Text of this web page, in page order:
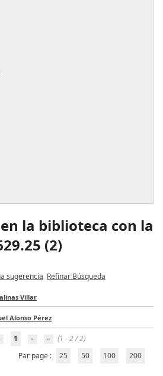
la biblioteca con la
(2)
sugerencia Refinar Búsqueda
Villar
Alonso Pérez
1
(1 - 2 / 2)
Par page :
25 50 100 200